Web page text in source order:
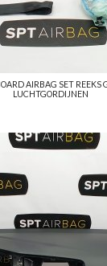
AIRBAG SET REEKS
LUCHTGORDIJNEN